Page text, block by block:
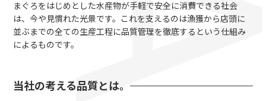
まぐろをはじめとした水産物が手軽で安全に消費できる社会
は、今や見慣れた光景です。これを支えるのは漁獲から店頭に
並ぶまでの全ての生産工程に品質管理を徹底するという仕組み
によるものです。
当社の考える品質とは。